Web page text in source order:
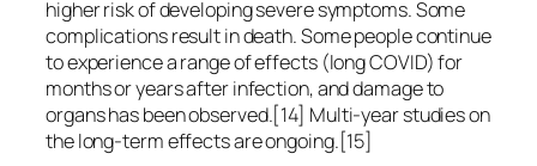
higher risk of developing severe symptoms. Some
complications result in death. Some people continue
to experience a range of effects (long COVID) for
months or years after infection, and damage to
organs has been observed.[14] Multi-year studies on
the long-term effects are ongoing.[15]